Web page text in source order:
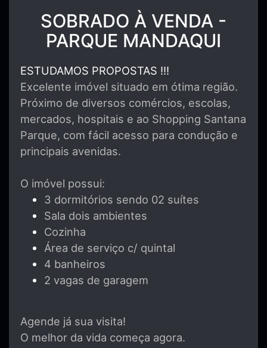
SOBRADO À VENDA -
PARQUE MANDAQUI
ESTUDAMOS PROPOSTAS !!!
Excelente imóvel situado em ótima região.
Próximo de diversos comércios, escolas,
mercados, hospitais e ao Shopping Santana
Parque, com fácil acesso para condução e
principais avenidas.
O imóvel possui:
3 dormitórios sendo 02 suítes
Sala dois ambientes
Cozinha
Área de serviço c/ quintal
4 banheiros
2 vagas de garagem
Agende já sua visita!
O melhor da vida começa agora.